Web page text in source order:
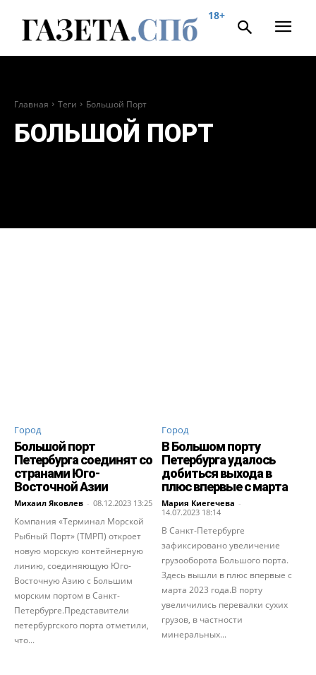
18+
Главная Теги Большой Порт
БОЛЬШОЙ ПОРТ
Город
Большой порт
Петербурга соединят со
странами Юго-
Восточной Азии
Михаил Яковлев - 08.12.2023 13:25
Компания «Терминал Морской
Рыбный Порт» (ТМРП) откроет
новую морскую контейнерную
линию, соединяющую Юго-
Восточную Азию с Большим
морским портом в Санкт-
Петербурге.Представители
петербургского порта отметили,
что...
Город
В Большом порту
Петербурга удалось
добиться выхода в
плюс впервые с марта
Мария Киегечева -
14.07.2023 18:14
В Санкт-Петербурге
зафиксировано увеличение
грузооборота Большого порта.
Здесь вышли в плюс впервые с
марта 2023 года.В порту
увеличились перевалки сухих
грузов, в частности
минеральных...